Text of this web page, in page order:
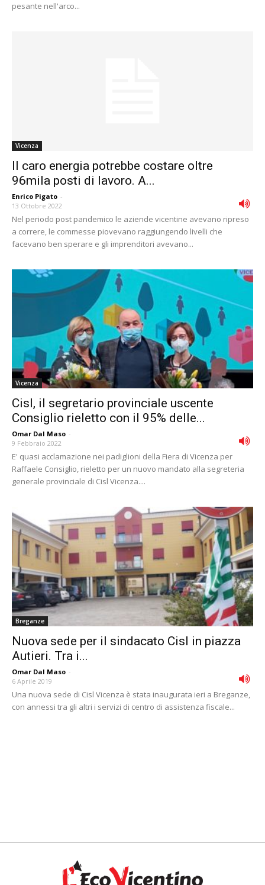
pesante nell'arco...
Vicenza
Il caro energia potrebbe costare oltre
96mila posti di lavoro. A...
Enrico Pigato -
13 Ottobre 2022
Nel periodo post pandemico le aziende vicentine avevano ripreso
a correre, le commesse piovevano raggiungendo livelli che
facevano ben sperare e gli imprenditori avevano...
Vicenza
Cisl, il segretario provinciale uscente
Consiglio rieletto con il 95% delle...
Omar Dal Maso -
9 Febbraio 2022
E' quasi acclamazione nei padiglioni della Fiera di Vicenza per
Raffaele Consiglio, rieletto per un nuovo mandato alla segreteria
generale provinciale di Cisl Vicenza....
Breganze
Nuova sede per il sindacato Cisl in piazza
Autieri. Tra i...
Omar Dal Maso -
6 Aprile 2019
Una nuova sede di Cisl Vicenza è stata inaugurata ieri a Breganze,
con annessi tra gli altri i servizi di centro di assistenza fiscale...